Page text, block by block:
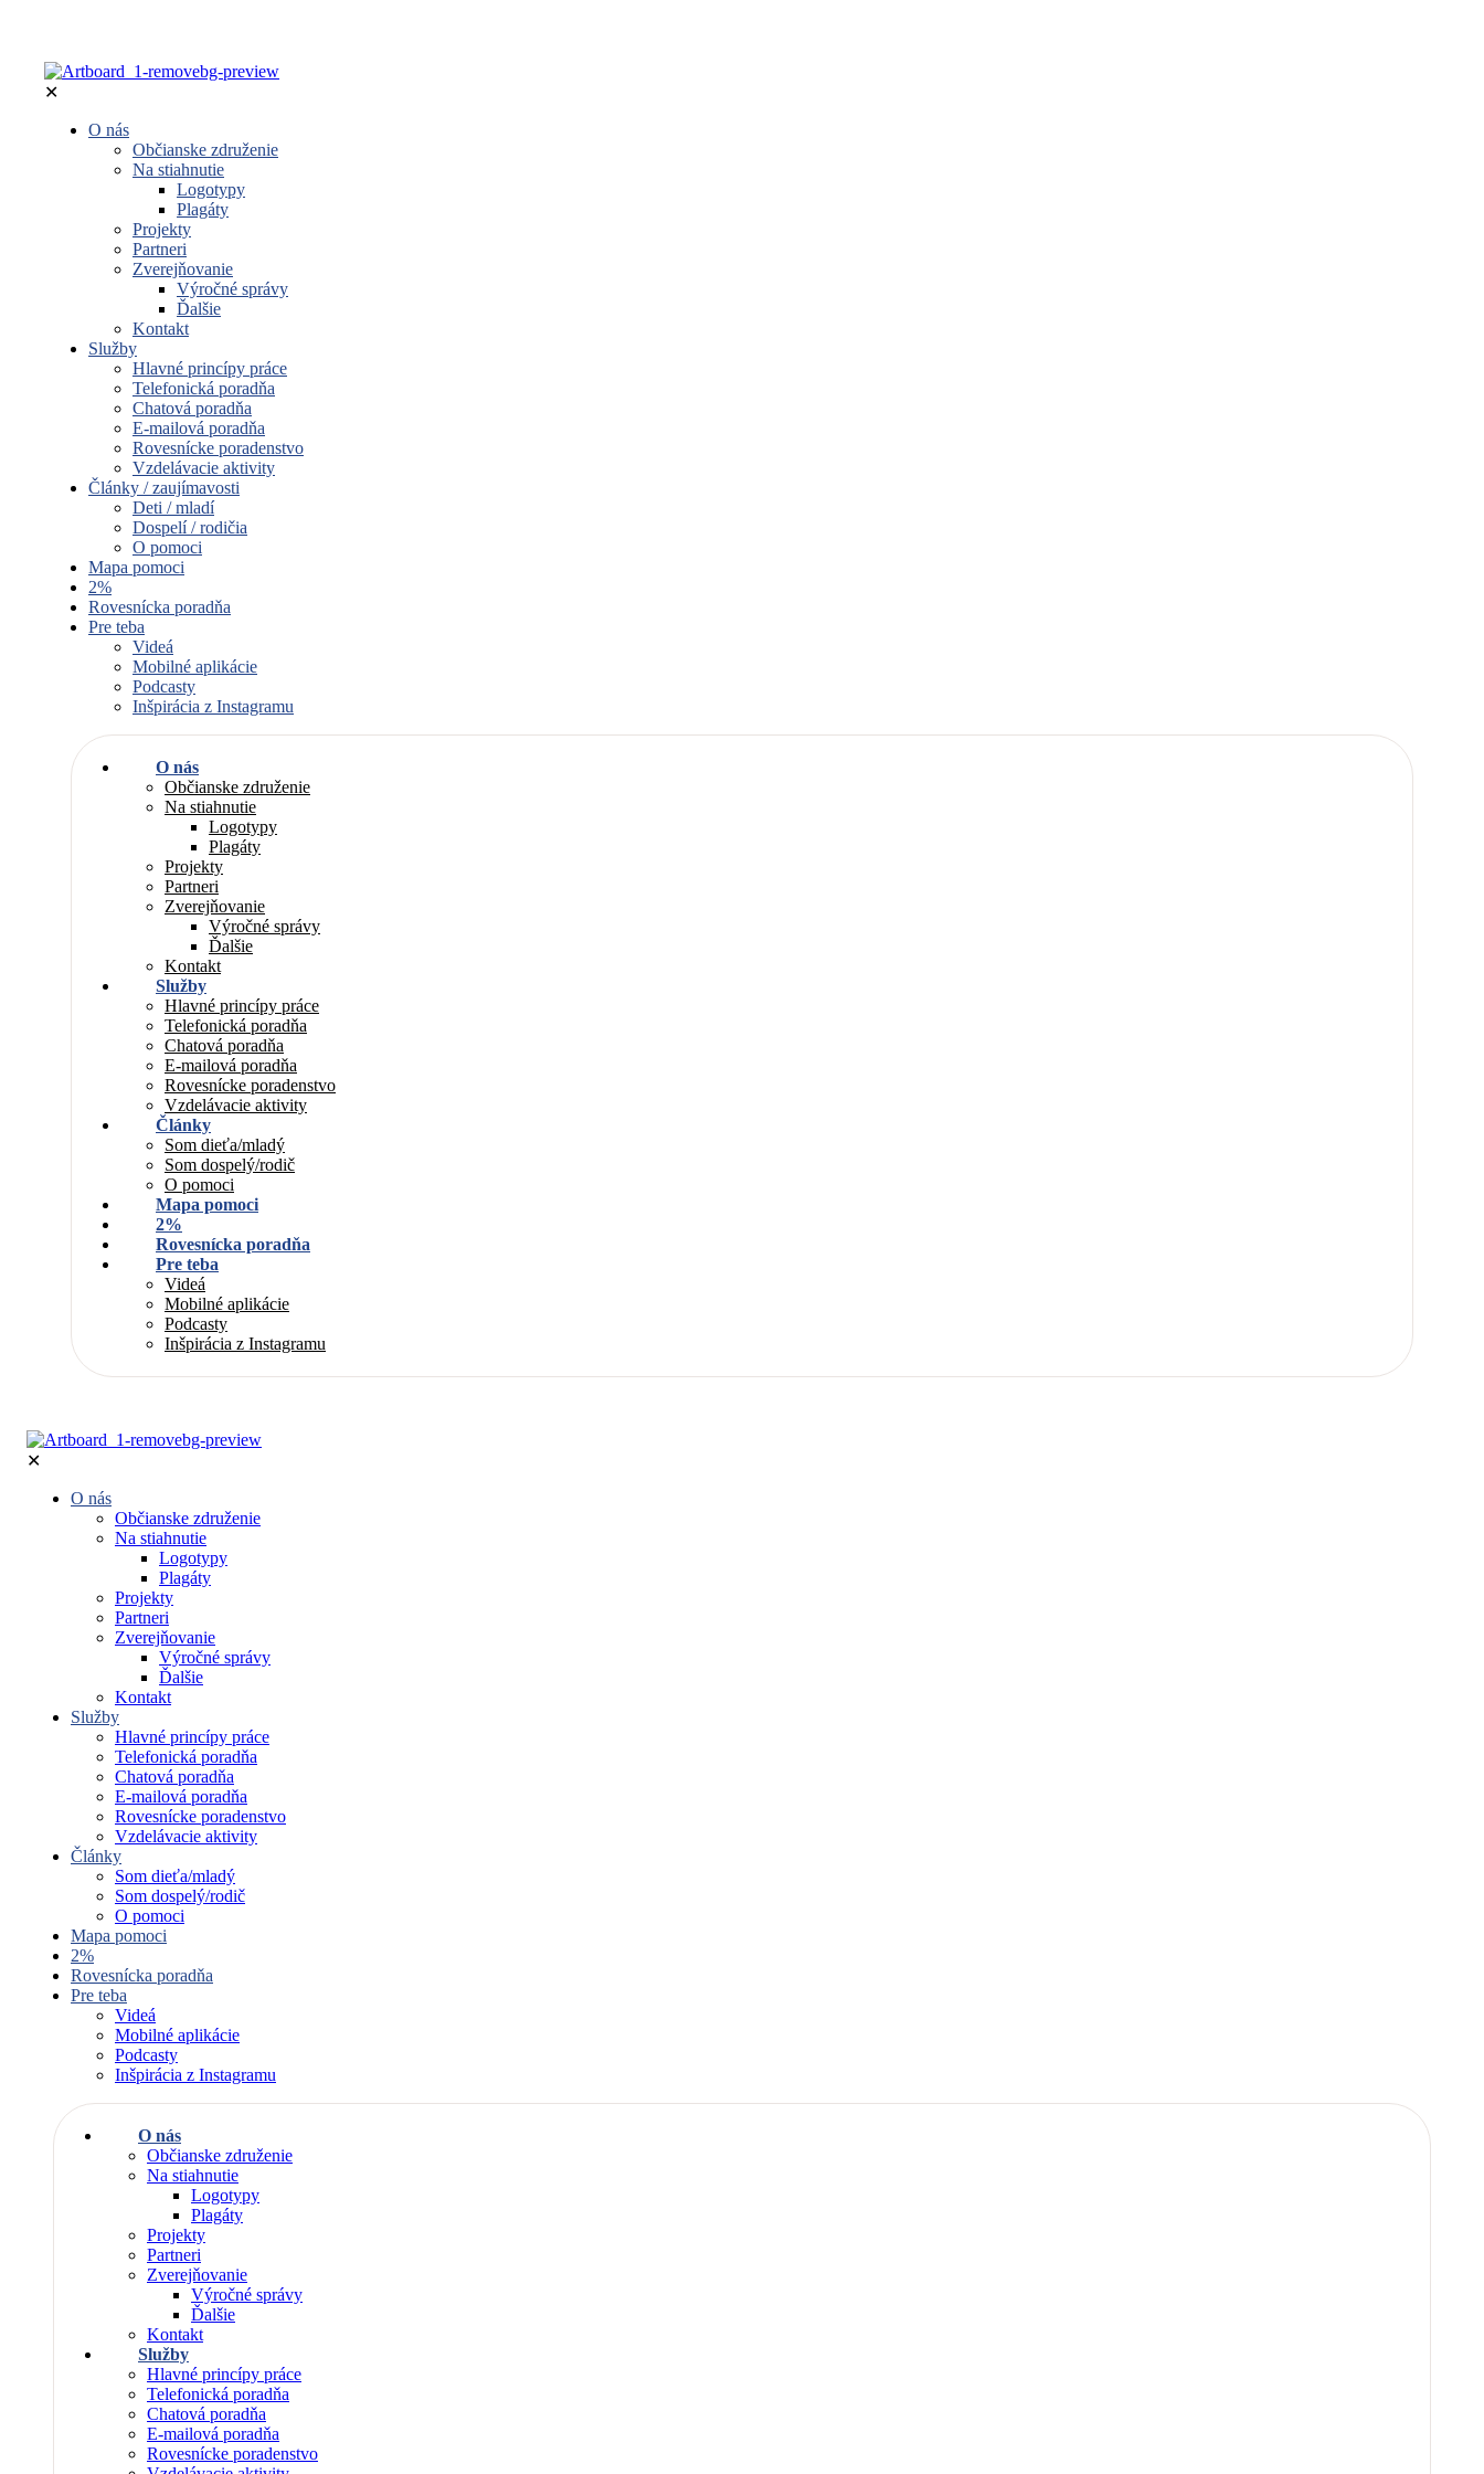
✕
O nás
Občianske združenie
Na stiahnutie
Logotypy
Plagáty
Projekty
Partneri
Zverejňovanie
Výročné správy
Ďalšie
Kontakt
Služby
Hlavné princípy práce
Telefonická poradňa
Chatová poradňa
E-mailová poradňa
Rovesnícke poradenstvo
Vzdelávacie aktivity
Články / zaujímavosti
Deti / mladí
Dospelí / rodičia
O pomoci
Mapa pomoci
2%
Rovesnícka poradňa
Pre teba
Videá
Mobilné aplikácie
Podcasty
Inšpirácia z Instagramu
O nás
Občianske združenie
Na stiahnutie
Logotypy
Plagáty
Projekty
Partneri
Zverejňovanie
Výročné správy
Ďalšie
Kontakt
Služby
Hlavné princípy práce
Telefonická poradňa
Chatová poradňa
E-mailová poradňa
Rovesnícke poradenstvo
Vzdelávacie aktivity
Články
Som dieťa/mladý
Som dospelý/rodič
O pomoci
Mapa pomoci
2%
Rovesnícka poradňa
Pre teba
Videá
Mobilné aplikácie
Podcasty
Inšpirácia z Instagramu
✕
O nás
Občianske združenie
Na stiahnutie
Logotypy
Plagáty
Projekty
Partneri
Zverejňovanie
Výročné správy
Ďalšie
Kontakt
Služby
Hlavné princípy práce
Telefonická poradňa
Chatová poradňa
E-mailová poradňa
Rovesnícke poradenstvo
Vzdelávacie aktivity
Články
Som dieťa/mladý
Som dospelý/rodič
O pomoci
Mapa pomoci
2%
Rovesnícka poradňa
Pre teba
Videá
Mobilné aplikácie
Podcasty
Inšpirácia z Instagramu
O nás
Občianske združenie
Na stiahnutie
Logotypy
Plagáty
Projekty
Partneri
Zverejňovanie
Výročné správy
Ďalšie
Kontakt
Služby
Hlavné princípy práce
Telefonická poradňa
Chatová poradňa
E-mailová poradňa
Rovesnícke poradenstvo